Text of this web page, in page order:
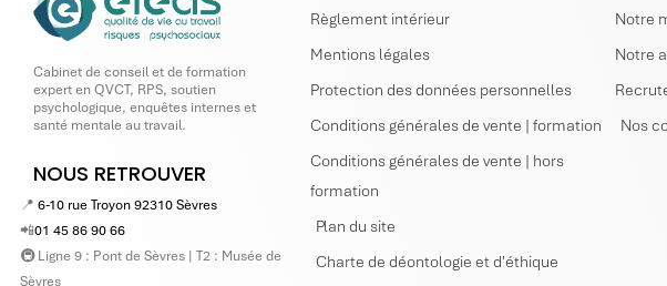
Cabinet de conseil et de formation
expert en QVCT, RPS, soutien
psychologique, enquêtes internes et
santé mentale au travail.
NOUS RETROUVER
📍 6-10 rue Troyon 92310 Sèvres
📲01 45 86 90 66
🚇 Ligne 9 : Pont de Sèvres | T2 : Musée de
Sèvres
Règlement intérieur
Mentions légales
Protection des données personnelles
Conditions générales de vente | formation
Conditions générales de vente | hors
formation
Plan du site
Charte de déontologie et d'éthique
Notre
Notre
Nos